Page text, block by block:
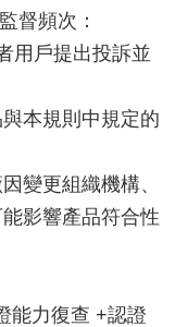
督頻次：
用戶提出投訴並
本規則中規定的
變更組織機構、
影響產品符合性
能力復查 +認證